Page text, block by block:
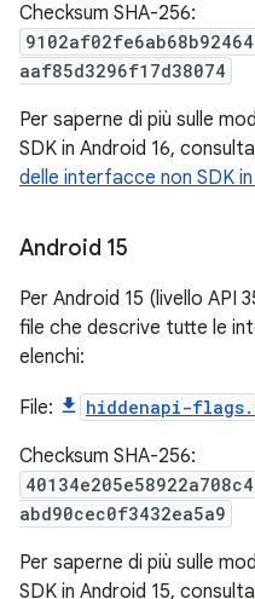
Checksum SHA-256:
aaf85d3296f17d38074
Per saperne di più sulle
SDK in Android 16, consulta
delle interfacce non SDK
Android 15
Per Android 15 (livello API
file che descrive tutte le
elenchi:
File: hiddenapi-
Checksum SHA-256:
abd90cec0f3432ea5a9
Per saperne di più sulle
SDK in Android 15, consulta